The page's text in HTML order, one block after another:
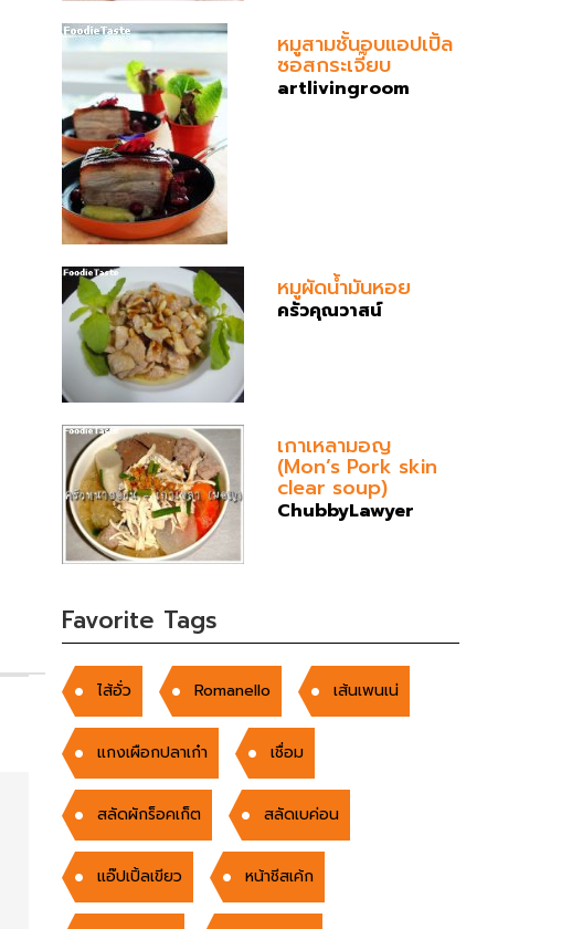
หมูสามชั้นอบแอปเปิ้ล
ซอสกระเจี๊ยบ
artlivingroom
หมูผัดน้ำมันหอย
ครัวคุณวาสน์
เกาเหลามอญ
(Mon’s Pork skin
clear soup)
ChubbyLawyer
Favorite Tags
ไส้อั่ว Romanello เส้นเพนเน่
แกงเผือกปลาเก๋า เชื่อม
สลัดผักร็อคเก็ต สลัดเบค่อน
แอ๊ปเปิ้ลเขียว หน้าชีสเค้ก